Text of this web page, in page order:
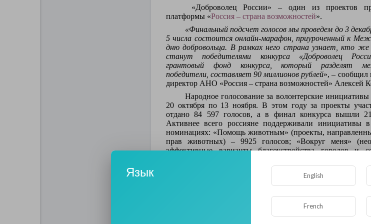
«Доброволец России» – один из проектов
платформы «Россия – страна возможностей».
«Финальный подсчет голосов мы проведем до 3
5 числа состоится онлайн-марафон, приуроченный к
дню добровольца. В рамках него страна узнает, кто
станут победителями конкурса «Доброволец
грантовый фонд конкурса, который разделят
победители, составляет 90 миллионов рублей», – сообщил
директор АНО «Россия – страна возможностей» Алексей
Народное голосование за волонтерские
20 октября по 13 ноября. В этом году за проекты
отдано 84 597 голосов, а в финал конкурса вышли
Активнее всего россияне поддерживали инициативы
номинациях: «Помощь животным» (проекты,
прав животных) – 9925 голосов; «Вокруг меня»
эффективные варианты благоустройства городов и
Добровольческому движению в стране сегодня
уровне. Недавно Госдума РФ приняла в первом чтении
«О молодежной политике». При этом молодежь до 25
более 50% всех волонтеров страны.
Язык English
French